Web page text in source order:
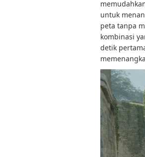
untuk
peta tanpa
kombinasi
detik